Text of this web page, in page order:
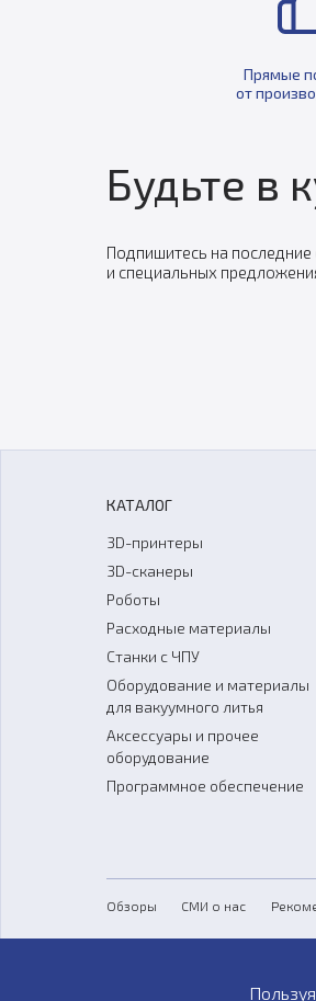
Прямые
от
Будьте в
Подпишитесь на
и специальных
КАТАЛОГ
3D-принтеры
3D-сканеры
Роботы
Расходные материалы
Станки с ЧПУ
Оборудование и материалы
для вакуумного литья
Аксессуары и прочее
оборудование
Программное обеспечение
Обзоры СМИ о нас